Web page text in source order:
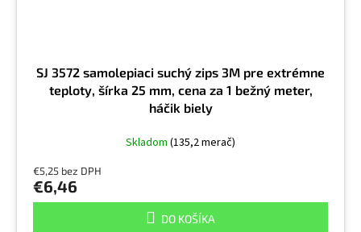
SJ 3572 samolepiaci suchý zips 3M pre extrémne
teploty, šírka 25 mm, cena za 1 bežný meter,
háčik biely
Skladom (135,2 merač)
€5,25 bez DPH
€6,46
DO KOŠÍKA